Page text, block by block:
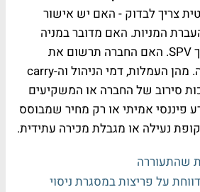
צריך לבדוק - האם יש אישור
המניות. האם מדובר במניה
ישירה או בחשיפה דרך SPV. האם החברה תרשום את
ההעברה בספרים שלה. מהן העמלות, דמי הניהול וה-carry
סירוב של החברה או המשקיעים
פיננסי אמיתי או רק מחיר שמבוסס
נעילה או מגבלת מכירה עתידית.
שהתעוררה
על פריצות במסגרת ניסוי